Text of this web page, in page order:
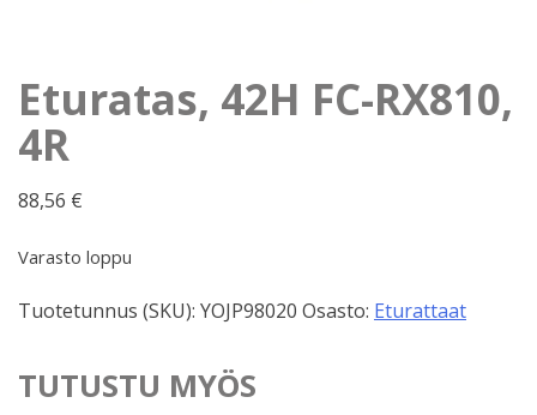
Eturatas, 42H FC-RX810,
4R
88,56 €
Varasto loppu
Tuotetunnus (SKU): YOJP98020 Osasto: Eturattaat
TUTUSTU MYÖS